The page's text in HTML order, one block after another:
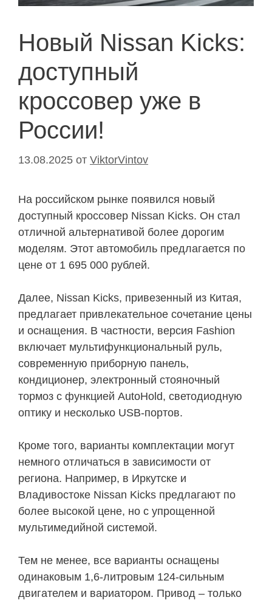
Новый Nissan Kicks:
доступный
кроссовер уже в
России!
13.08.2025 от ViktorVintov
На российском рынке появился новый
доступный кроссовер Nissan Kicks. Он стал
отличной альтернативой более дорогим
моделям. Этот автомобиль предлагается по
цене от 1 695 000 рублей.
Далее, Nissan Kicks, привезенный из Китая,
предлагает привлекательное сочетание цены
и оснащения. В частности, версия Fashion
включает мультифункциональный руль,
современную приборную панель,
кондиционер, электронный стояночный
тормоз с функцией AutoHold, светодиодную
оптику и несколько USB-портов.
Кроме того, варианты комплектации могут
немного отличаться в зависимости от
региона. Например, в Иркутске и
Владивостоке Nissan Kicks предлагают по
более высокой цене, но с упрощенной
мультимедийной системой.
Тем не менее, все варианты оснащены
одинаковым 1,6-литровым 124-сильным
двигателем и вариатором. Привод – только